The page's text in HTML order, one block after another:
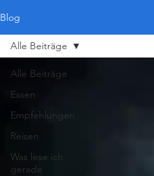
Blog
Alle Beiträge
Essen
Empfehlungen
Reisen
Was lese ich
gerade
Alle Beiträge